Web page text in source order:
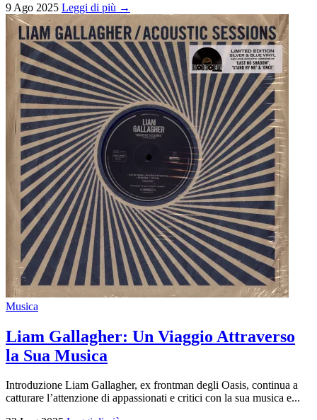
9 Ago 2025 Leggi di più →
Musica
Liam Gallagher: Un Viaggio Attraverso
la Sua Musica
Introduzione Liam Gallagher, ex frontman degli Oasis, continua a
catturare l’attenzione di appassionati e critici con la sua musica e...